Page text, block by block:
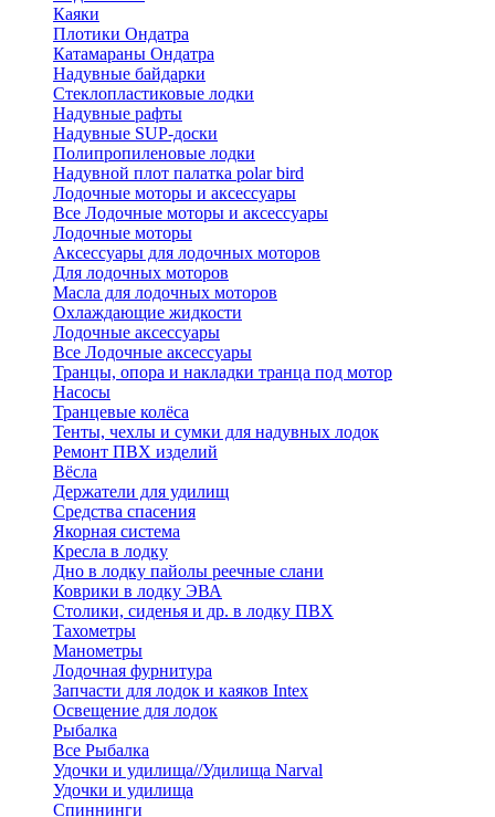
Каяки
Плотики Ондатра
Катамараны Ондатра
Надувные байдарки
Стеклопластиковые лодки
Надувные рафты
Надувные SUP-доски
Полипропиленовые лодки
Надувной плот палатка polar bird
Лодочные моторы и аксессуары
Все Лодочные моторы и аксессуары
Лодочные моторы
Аксессуары для лодочных моторов
Для лодочных моторов
Масла для лодочных моторов
Охлаждающие жидкости
Лодочные аксессуары
Все Лодочные аксессуары
Транцы, опора и накладки транца под мотор
Насосы
Транцевые колёса
Тенты, чехлы и сумки для надувных лодок
Ремонт ПВХ изделий
Вёсла
Держатели для удилищ
Средства спасения
Якорная система
Кресла в лодку
Дно в лодку пайолы реечные слани
Коврики в лодку ЭВА
Столики, сиденья и др. в лодку ПВХ
Тахометры
Манометры
Лодочная фурнитура
Запчасти для лодок и каяков Intex
Освещение для лодок
Рыбалка
Все Рыбалка
Удочки и удилища//Удилища Narval
Удочки и удилища
Спиннинги